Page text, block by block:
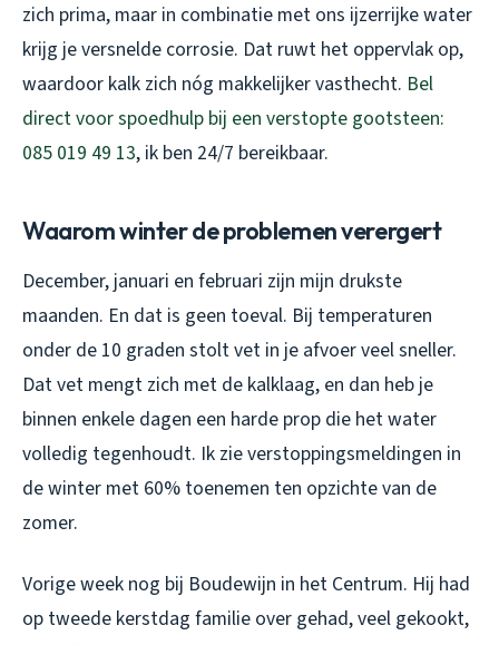
zich prima, maar in combinatie met ons ijzerrijke water
krijg je versnelde corrosie. Dat ruwt het oppervlak op,
waardoor kalk zich nóg makkelijker vasthecht. Bel
direct voor spoedhulp bij een verstopte gootsteen:
085 019 49 13, ik ben 24/7 bereikbaar.
Waarom winter de problemen verergert
December, januari en februari zijn mijn drukste
maanden. En dat is geen toeval. Bij temperaturen
onder de 10 graden stolt vet in je afvoer veel sneller.
Dat vet mengt zich met de kalklaag, en dan heb je
binnen enkele dagen een harde prop die het water
volledig tegenhoudt. Ik zie verstoppingsmeldingen in
de winter met 60% toenemen ten opzichte van de
zomer.
Vorige week nog bij Boudewijn in het Centrum. Hij had
op tweede kerstdag familie over gehad, veel gekookt,